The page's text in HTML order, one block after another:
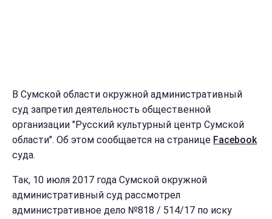
В Сумской области окружной административный
суд запретил деятельность общественной
организации "Русский культурный центр Сумской
области". Об этом сообщается на странице Facebook
суда.
Так, 10 июля 2017 года Сумской окружной
административный суд рассмотрел
административное дело №818 / 514/17 по иску